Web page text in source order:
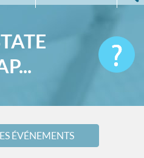
ÉVÉNEMENTS